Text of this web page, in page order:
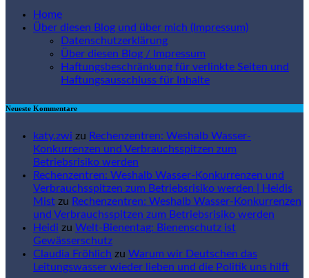
Home
Über diesen Blog und über mich (Impressum)
Datenschutzerklärung
Über diesen Blog / Impressum
Haftungsbeschränkung für verlinkte Seiten und
Haftungsausschluss für Inhalte
Neueste Kommentare
katy.zwi zu Rechenzentren: Weshalb Wasser-
Konkurrenzen und Verbrauchsspitzen zum
Betriebsrisiko werden
Rechenzentren: Weshalb Wasser-Konkurrenzen und
Verbrauchsspitzen zum Betriebsrisiko werden | Heidis
Mist zu Rechenzentren: Weshalb Wasser-Konkurrenzen
und Verbrauchsspitzen zum Betriebsrisiko werden
Heidi zu Welt-Bienentag: Bienenschutz ist
Gewässerschutz
Claudia Fröhlich zu Warum wir Deutschen das
Leitungswasser wieder lieben und die Politik uns hilft